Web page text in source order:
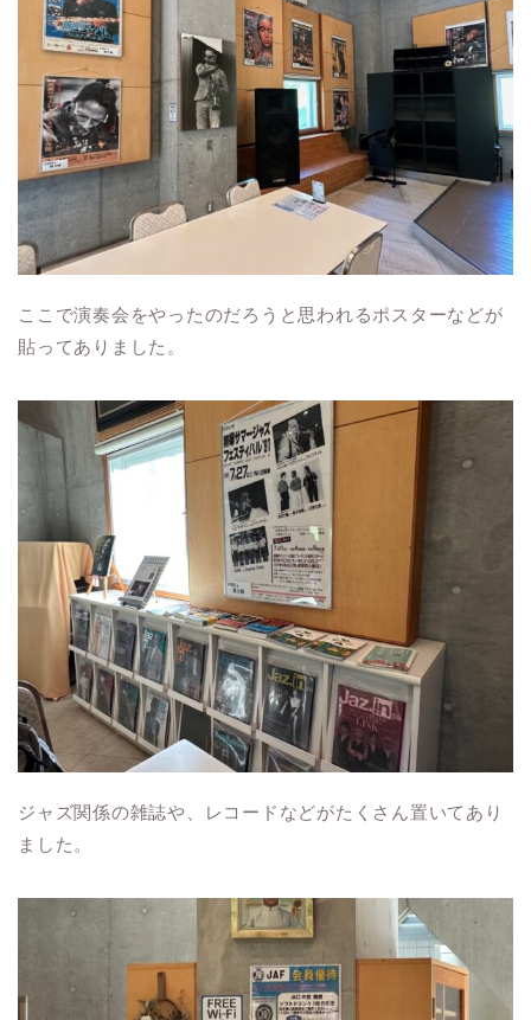
ここで演奏会をやったのだろうと思われるポスターなどが
貼ってありました。
ジャズ関係の雑誌や、レコードなどがたくさん置いてあり
ました。